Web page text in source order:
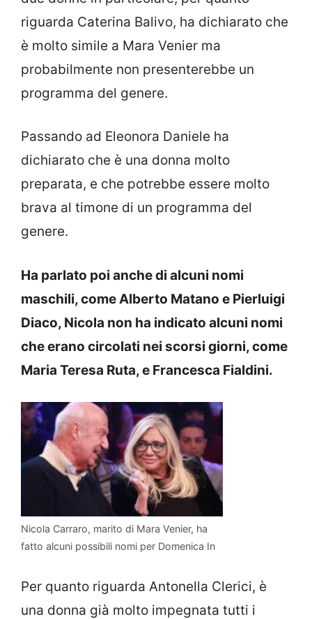
riguarda Caterina Balivo, ha dichiarato che
è molto simile a Mara Venier ma
probabilmente non presenterebbe un
programma del genere.
Passando ad Eleonora Daniele ha
dichiarato che è una donna molto
preparata, e che potrebbe essere molto
brava al timone di un programma del
genere.
Ha parlato poi anche di alcuni nomi
maschili, come Alberto Matano e Pierluigi
Diaco, Nicola non ha indicato alcuni nomi
che erano circolati nei scorsi giorni, come
Maria Teresa Ruta, e Francesca Fialdini.
Nicola Carraro, marito di Mara Venier, ha
fatto alcuni possibili nomi per Domenica In
Per quanto riguarda Antonella Clerici, è
una donna già molto impegnata tutti i